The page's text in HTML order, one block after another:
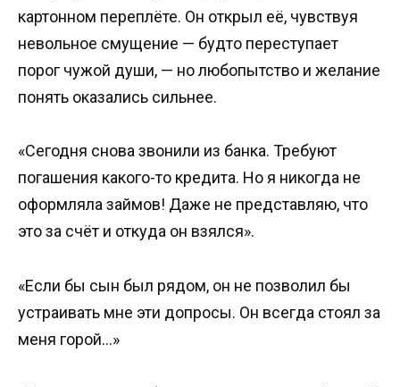
картонном переплёте. Он открыл её, чувствуя
невольное смущение — будто переступает
порог чужой души, — но любопытство и желание
понять оказались сильнее.
«Сегодня снова звонили из банка. Требуют
погашения какого-то кредита. Но я никогда не
оформляла займов! Даже не представляю, что
это за счёт и откуда он взялся».
«Если бы сын был рядом, он не позволил бы
устраивать мне эти допросы. Он всегда стоял за
меня горой…»